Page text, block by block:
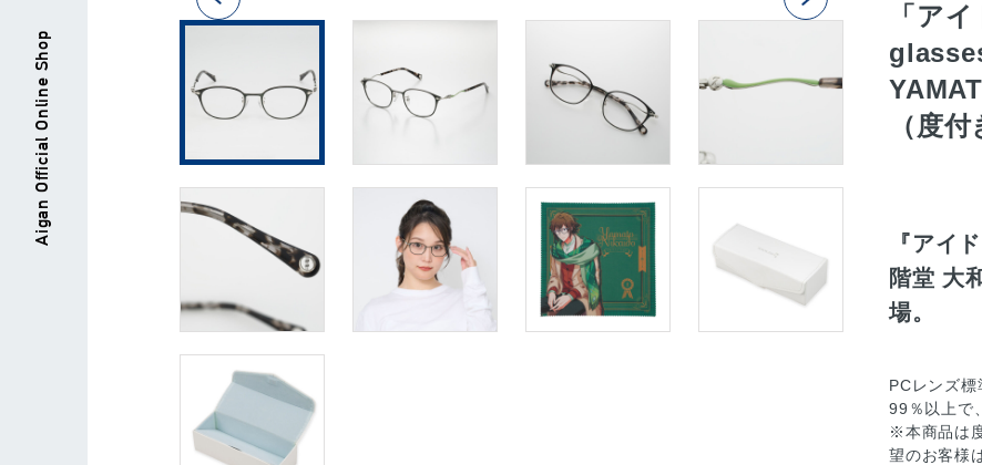
「ア
（度
『アイ
階堂 大
場。
PCレンズ
99％以上で
※本商品は
望のお客様
Aigan Official Online Shop